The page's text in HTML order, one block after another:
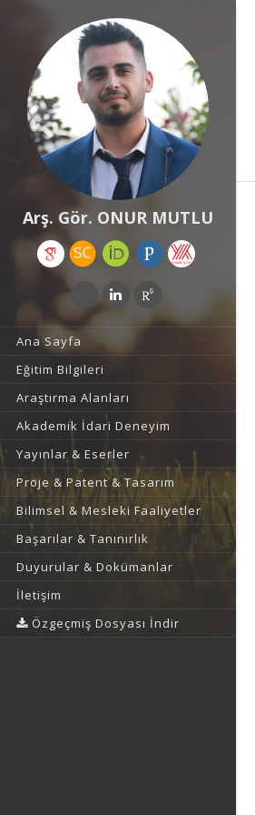
Arş. Gör. ONUR MUTLU
Ana Sayfa
Eğitim Bilgileri
Araştırma Alanları
Akademik İdari Deneyim
Yayınlar & Eserler
Proje & Patent & Tasarım
Bilimsel & Mesleki Faaliyetler
Başarılar & Tanınırlık
Duyurular & Dokümanlar
İletişim
Özgeçmiş Dosyası İndir